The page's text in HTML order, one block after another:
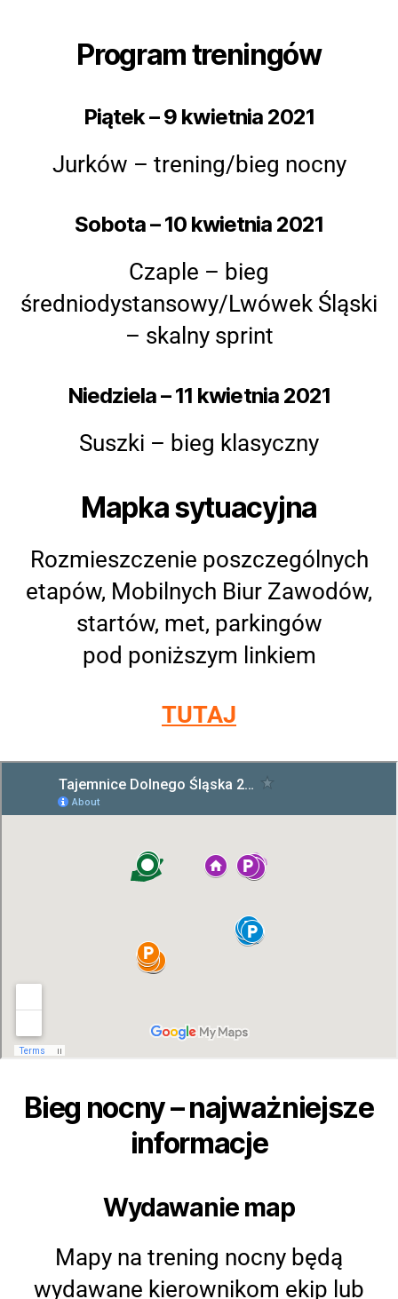
Program treningów
Piątek – 9 kwietnia 2021
Jurków – trening/bieg nocny
Sobota – 10 kwietnia 2021
Czaple – bieg
średniodystansowy/Lwówek Śląski
– skalny sprint
Niedziela – 11 kwietnia 2021
Suszki – bieg klasyczny
Mapka sytuacyjna
Rozmieszczenie poszczególnych
etapów, Mobilnych Biur Zawodów,
startów, met, parkingów
pod poniższym linkiem
TUTAJ
Bieg nocny – najważniejsze
informacje
Wydawanie map
Mapy na trening nocny będą
wydawane kierownikom ekip lub